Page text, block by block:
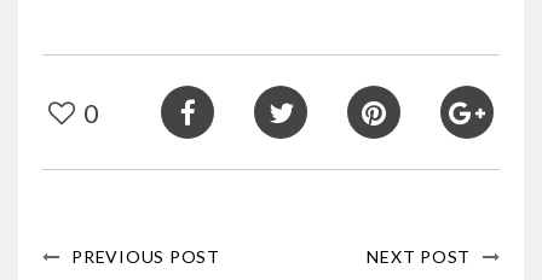
0
PREVIOUS POST NEXT POST